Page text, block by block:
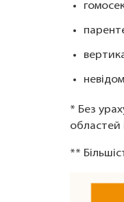
* Без
областей
**